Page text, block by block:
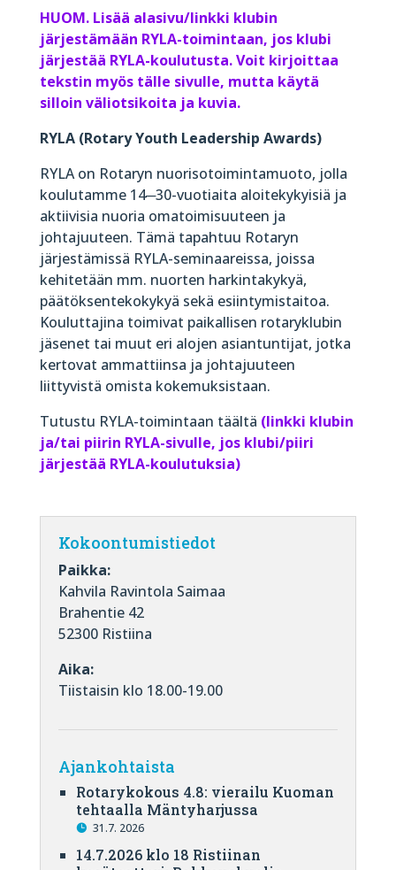
HUOM. Lisää alasivu/linkki klubin
järjestämään RYLA-toimintaan, jos klubi
järjestää RYLA-koulutusta. Voit kirjoittaa
tekstin myös tälle sivulle, mutta käytä
silloin väliotsikoita ja kuvia.
RYLA (Rotary Youth Leadership Awards)
RYLA on Rotaryn nuorisotoimintamuoto, jolla
koulutamme 14─30-vuotiaita aloitekykyisiä ja
aktiivisia nuoria omatoimisuuteen ja
johtajuuteen. Tämä tapahtuu Rotaryn
järjestämissä RYLA-seminaareissa, joissa
kehitetään mm. nuorten harkintakykyä,
päätöksentekokykyä sekä esiintymistaitoa.
Kouluttajina toimivat paikallisen rotaryklubin
jäsenet tai muut eri alojen asiantuntijat, jotka
kertovat ammattiinsa ja johtajuuteen
liittyvistä omista kokemuksistaan.
Tutustu RYLA-toimintaan täältä (linkki klubin
ja/tai piirin RYLA-sivulle, jos klubi/piiri
järjestää RYLA-koulutuksia)
Kokoontumistiedot
Paikka:
Kahvila Ravintola Saimaa
Brahentie 42
52300 Ristiina
Aika:
Tiistaisin klo 18.00-19.00
Ajankohtaista
Rotarykokous 4.8: vierailu Kuoman
tehtaalla Mäntyharjussa
31.7. 2026
14.7.2026 klo 18 Ristiinan